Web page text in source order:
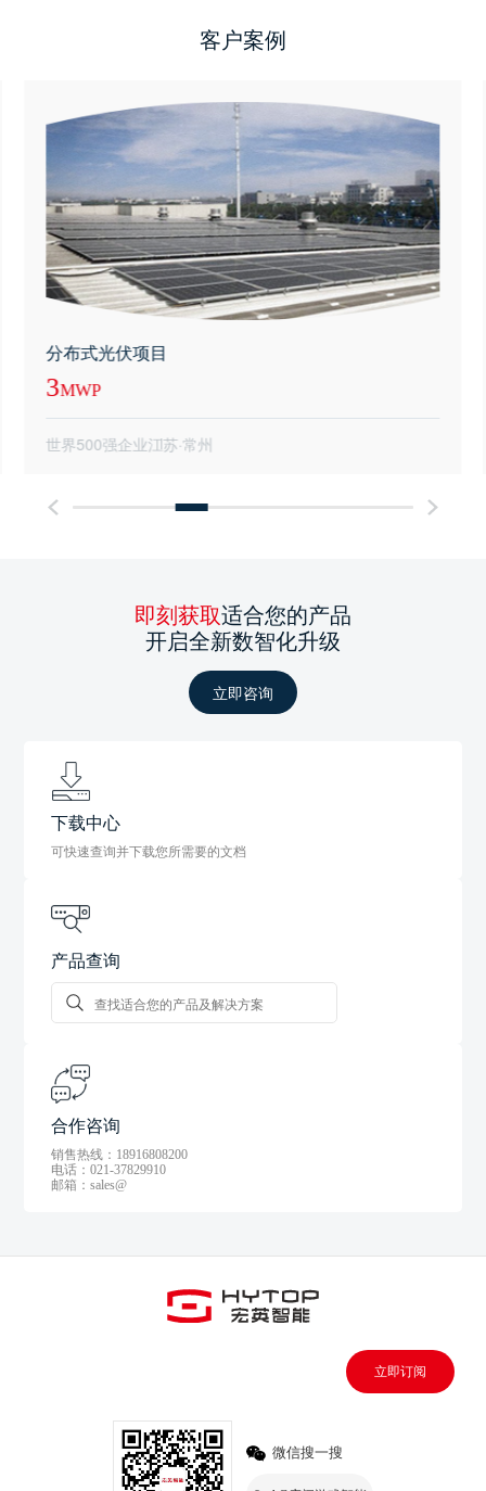
客户案例
式光伏项目
500强企业江苏·常州
即刻获取适合您的产品
开启全新数智化升级
立即咨询
下载中心
可快速查询并下载您所需要的文档
产品查询
合作咨询
销售热线：18916808200
电话：021-37829910
邮箱：sales@
立即订阅
微信搜一搜